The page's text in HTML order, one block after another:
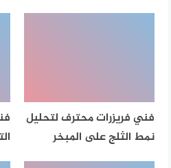
فني فريزرات محترف لتحليل
نمط الثلج على المبخر